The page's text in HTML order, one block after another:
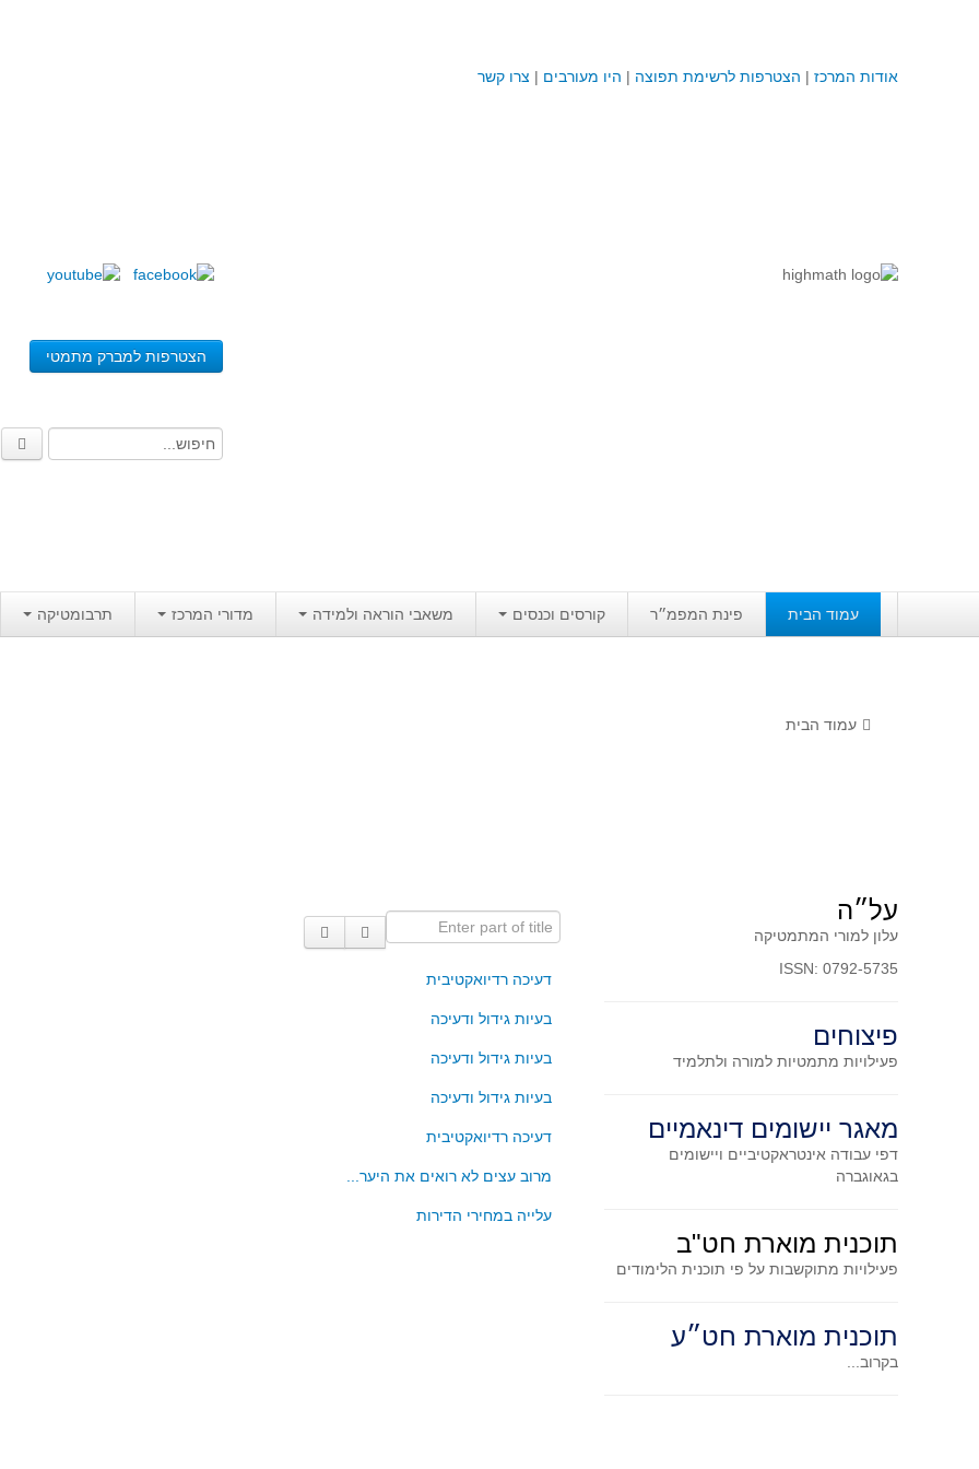
אודות המרכז | הצטרפות לרשימת תפוצה | היו מעורבים | צרו קשר
הצטרפות למברק מתמטי
עמוד הבית פינת המפמ״ר קורסים וכנסים משאבי הוראה ולמידה מדורי המרכז תרבומטיקה
עמוד הבית
Enter part of title
דעיכה רדיואקטיבית
בעיות גידול ודעיכה
בעיות גידול ודעיכה
בעיות גידול ודעיכה
דעיכה רדיואקטיבית
מרוב עצים לא רואים את היער...
עלייה במחירי הדירות
על״ה
עלון למורי המתמטיקה
ISSN: 0792-5735
פיצוחים
פעילויות מתמטיות למורה ולתלמיד
מאגר יישומים דינאמיים
דפי עבודה אינטראקטיביים ויישומים
בגאוגברה
תוכנית מוארת חט"ב
פעילויות מתוקשבות על פי תוכנית הלימודים
תוכנית מוארת חט״ע
בקרוב...